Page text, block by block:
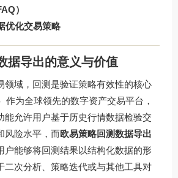
）
优化交易策略
据导出的意义与价值
领域，回测是验证策略有效性的核心
作为全球领先的数字资产交易平台，
能允许用户基于历史行情数据检验交
风险水平，而欧易策略回测数据导出
户能够将回测结果以结构化数据的形
二次分析、策略迭代或与其他工具对